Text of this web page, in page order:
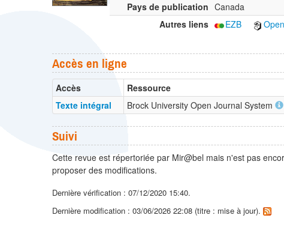
Pays de publication Canada
Autres liens
EZB
Accès en ligne
Accès Ressource
Texte intégral
Brock University Open Journal System
Suivi
Cette revue est répertoriée par Mir@bel mais n'est pas
proposer des modifications.
Dernière vérification : 07/12/2020 15:40.
Dernière modification : 03/06/2026 22:08 (titre : mise à jour).